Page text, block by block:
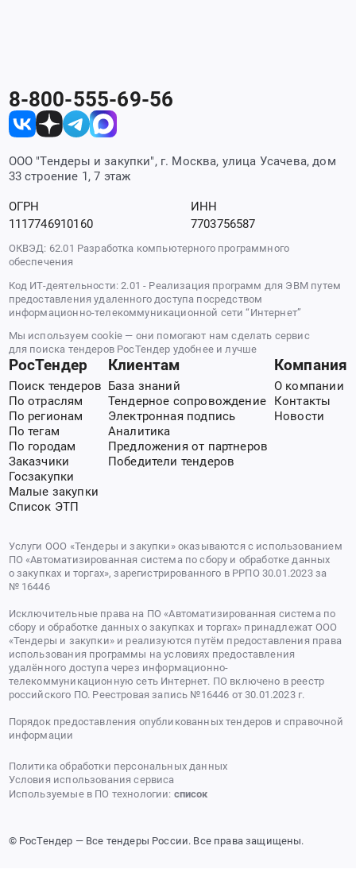
8-800-555-69-56
ООО "Тендеры и закупки", г. Москва, улица Усачева, дом
33 строение 1, 7 этаж
ОГРН
1117746910160
ИНН
7703756587
ОКВЭД: 62.01 Разработка компьютерного программного
обеспечения
Код ИТ-деятельности: 2.01 - Реализация программ для ЭВМ путем
предоставления удаленного доступа посредством
информационно-телекоммуникационной сети “Интернет”
Мы используем cookie — они помогают нам сделать сервис
для поиска тендеров РосТендер удобнее и лучше
РосТендер
Поиск тендеров
По отраслям
По регионам
По тегам
По городам
Заказчики
Госзакупки
Малые закупки
Список ЭТП
Клиентам
База знаний
Тендерное сопровождение
Электронная подпись
Аналитика
Предложения от партнеров
Победители тендеров
Компания
О компании
Контакты
Новости
Услуги ООО «Тендеры и закупки» оказываются с использованием
ПО «Автоматизированная система по сбору и обработке данных
о закупках и торгах», зарегистрированного в РРПО 30.01.2023 за
№ 16446
Исключительные права на ПО «Автоматизированная система по
сбору и обработке данных о закупках и торгах» принадлежат ООО
«Тендеры и закупки» и реализуются путём предоставления права
использования программы на условиях предоставления
удалённого доступа через информационно-
телекоммуникационную сеть Интернет. ПО включено в реестр
российского ПО. Реестровая запись №16446 от 30.01.2023 г.
Порядок предоставления опубликованных тендеров и справочной
информации
Политика обработки персональных данных
Условия использования сервиса
Используемые в ПО технологии: список
© РосТендер — Все тендеры России. Все права защищены.